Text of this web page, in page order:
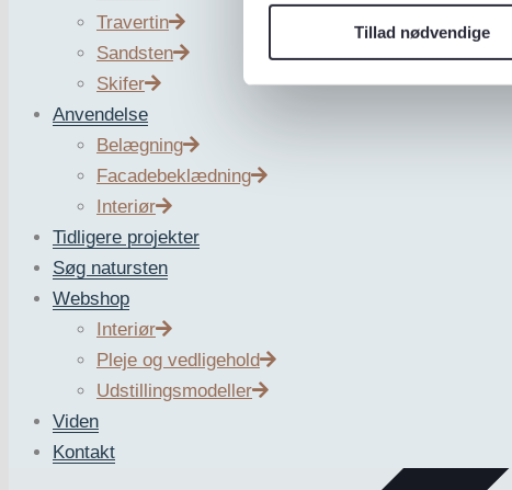
Tillad nødvendige
Travertin
Sandsten
Skifer
Anvendelse
Belægning
Facadebeklædning
Interiør
Tidligere projekter
Søg natursten
Webshop
Interiør
Pleje og vedligehold
Udstillingsmodeller
Viden
Kontakt